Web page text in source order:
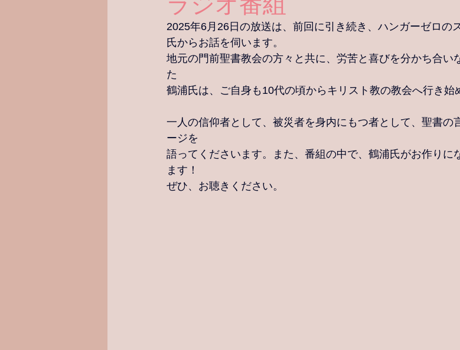
2025年6月26日の放送は、前回に引き続き、 ハンガーゼロの
氏からお話を伺います。
地元の門前聖書教会の方々と共に、労苦と喜びを分かち合い
た
鶴浦氏は、ご自身も10代の頃からキリスト教の教会へ行き始
一人の信仰者として、被災者を身内にもつ者として、聖書の
ージを
語ってくださいます。また、番組の中で、鶴浦氏がお作りに
ます！
ぜひ、お聴きください。